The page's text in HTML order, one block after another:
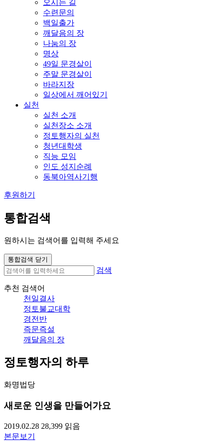
오시는 길
수련문의
백일출가
깨달음의 장
나눔의 장
명상
49일 문경살이
주말 문경살이
바라지장
일상에서 깨어있기
실천
실천 소개
실천장소 소개
정토행자의 실천
청년대학생
직능 모임
인도 성지순례
동북아역사기행
후원하기
통합검색
원하시는 검색어를 입력해 주세요
통합검색 닫기
검색
추천 검색어
천일결사
정토불교대학
경전반
즉문즉설
깨달음의 장
정토행자의 하루
화명법당
새로운 인생을 만들어가요
2019.02.28 28,399 읽음
본문보기